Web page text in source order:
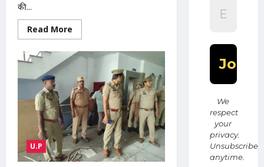
की...
Read More
more
पश्चिम
एशिया
LIVE:
IAEA
प्रमुख
ने
कहा-
ईरान
के
परमाणु
स्थलों
का
होगा
U.P
We
respect
your
privacy.
Unsubscribe
anytime.